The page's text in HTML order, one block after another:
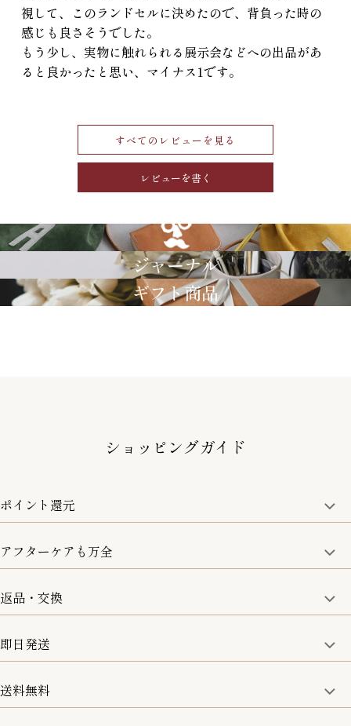
視して、このランドセルに決めたので、背負った時の
感じも良さそうでした。
もう少し、実物に触れられる展示会などへの出品があ
ると良かったと思い、マイナス1です。
すべてのレビューを見る
レビューを書く
GRIMM LAB
ジャーナル
ギフト商品
ショッピングガイド
ポイント還元
商品金額の10%をポイント還元いたします。
アフターケアも万全
取り扱い商品はすべて正規品となります。
修理などのご相談に関しましては、責任を持って対応させてい
ただきます。
返品・交換
8日以内なら、返品・交換も可能です。
即日発送
15:00までのご注文は即日発送
送料無料